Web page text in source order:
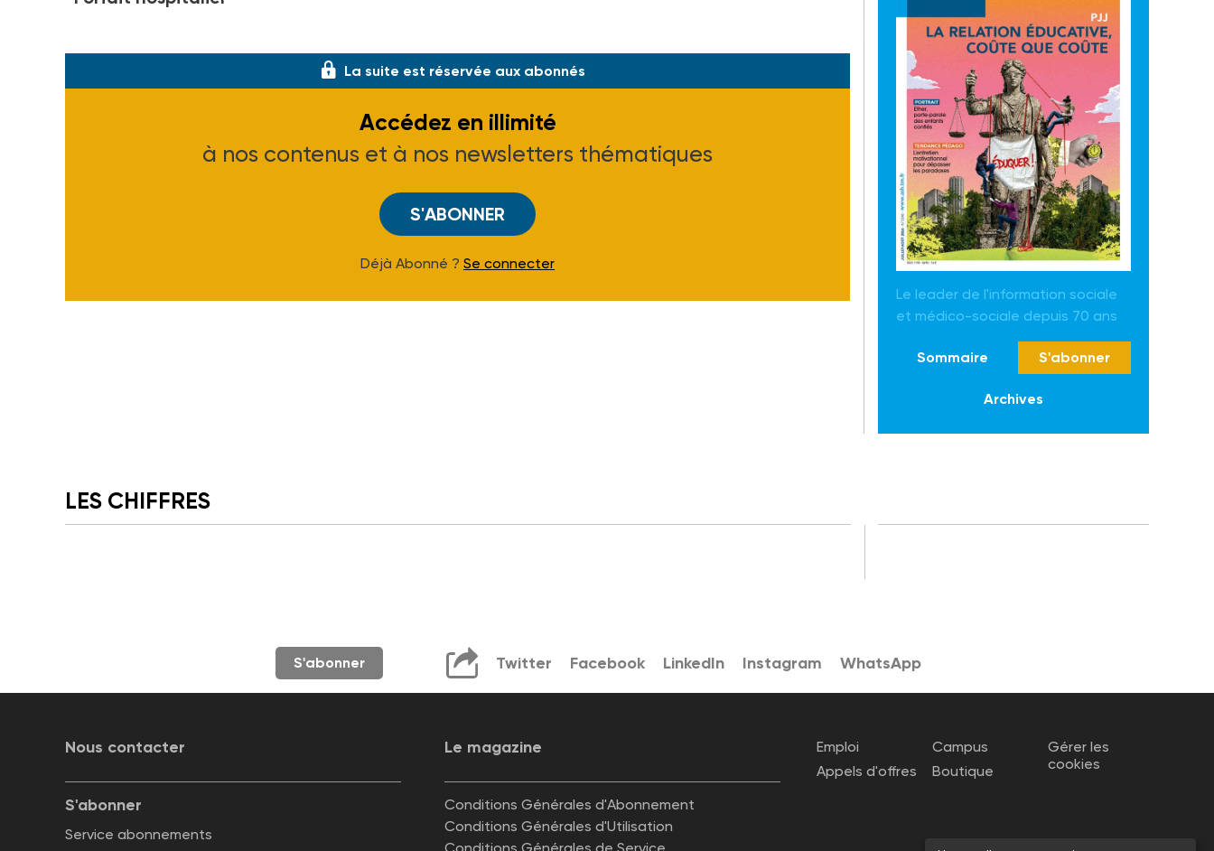
La suite est réservée aux abonnés
Accédez en illimité
à nos contenus et à nos newsletters thématiques
S'ABONNER
Déjà Abonné ? Se connecter
Le leader de l'information sociale
et médico-sociale depuis 70 ans
Sommaire S'abonner
Archives
LES CHIFFRES
S'abonner Twitter Facebook LinkedIn Instagram WhatsApp
Nous contacter Le magazine
S'abonner
Service abonnements
Conditions Générales d'Abonnement
Conditions Générales d'Utilisation
Emploi
Appels d'offres
Campus
Boutique
Gérer les
cookies